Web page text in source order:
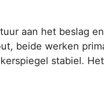
aan het beslag
beide werken
stabiel.